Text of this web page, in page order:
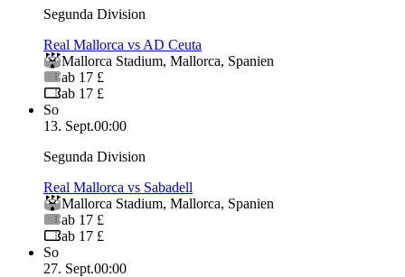
Segunda Division
Real Mallorca vs AD Ceuta
Mallorca Stadium, Mallorca, Spanien
ab 17 £
ab 17 £
So
13. Sept.00:00
Segunda Division
Real Mallorca vs Sabadell
Mallorca Stadium, Mallorca, Spanien
ab 17 £
ab 17 £
So
27. Sept.00:00